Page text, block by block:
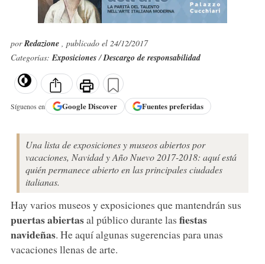
porRedazione , publicado el 24/12/2017
Categorías:Exposiciones/Descargo de responsabilidad
Síguenos en GoogleDiscover Fuentes preferidas
Una lista de exposiciones y museos abiertos por
vacaciones, Navidad y Año Nuevo 2017-2018: aquí está
quién permanece abierto en las principales ciudades
italianas.
Hay varios museos y exposiciones que mantendrán sus
puertas abiertasal público durante las fiestas
navideñas. He aquí algunas sugerencias para unas
vacaciones llenas de arte.